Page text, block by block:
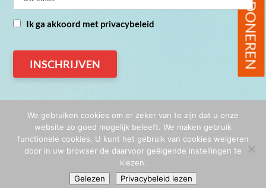
DONEREN
Ik ga akkoord met privacybeleid
© De Vreugdefabriek 2026
Algemene voorwaarden
Website & illustraties:Rozelie Haaksman
We gebruiken cookies om er zeker van te zijn dat u onze
website zo goed mogelijk beleeft. We maken gebruik
functionele cookies. U kunt het gebruik van cookies weigeren
door in uw browser de daarvoor geëigende instellingen te
kiezen.
Gelezen
Privacybeleid lezen